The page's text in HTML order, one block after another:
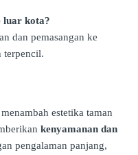
luar kota?
dan pemasangan ke
terpencil.
estetika taman
kenyamanan dan
pengalaman panjang,